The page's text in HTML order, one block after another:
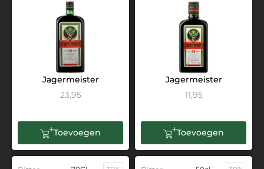
Jagermeister
23,95
Toevoegen
Jagermeister
11,95
Toevoegen